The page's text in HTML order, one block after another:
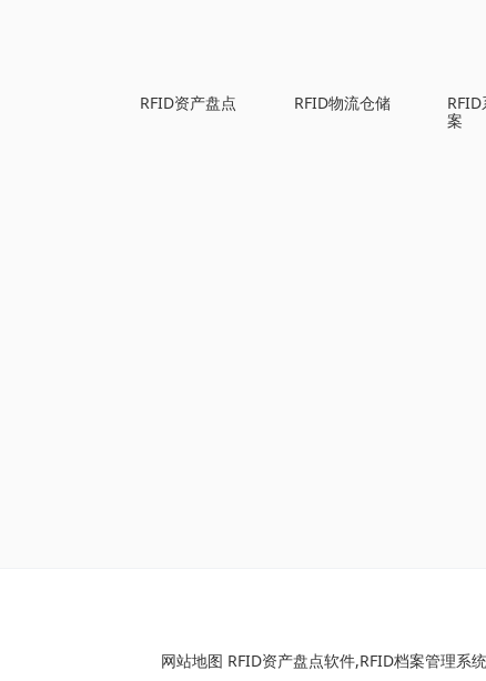
RFID资产盘点 RFID物流仓储
案
网站地图 RFID资产盘点软件,RFID档案管理系统